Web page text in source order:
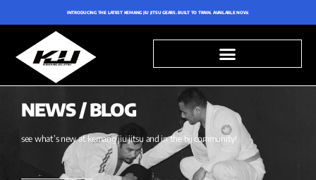
INTRODUCING THE LATEST KEMANG JIU JITSU GEARS. BUILT TO TRAIN. AVAILABLE NOW.
NEWS / BLOG
see what’s new at kemang jiu jitsu and in the bjj community!